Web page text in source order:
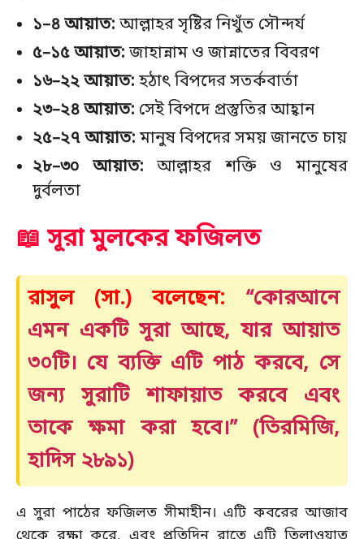
১–৪ আয়াত: আল্লাহর সৃষ্টির নিখুঁত সৌন্দর্য
৫–১৫ আয়াত: জাহান্নাম ও জান্নাতের বিবরণ
১৬–২২ আয়াত: হঠাৎ বিপদের সতর্কবার্তা
২৩–২৪ আয়াত: সেই বিপদে প্রস্তুতির আহ্বান
২৫–২৭ আয়াত: মানুষ বিপদের সময় জানতে চায়
২৮–৩০ আয়াত: আল্লাহর শক্তি ও মানুষের
দুর্বলতা
📖 সূরা মুলকের ফজিলত
রাসুল (সা.) বলেছেন: “কোরআনে
এমন একটি সূরা আছে, যার আয়াত
৩০টি। যে ব্যক্তি এটি পাঠ করবে, সে
জন্য সুরাটি শাফায়াত করবে এবং
তাকে ক্ষমা করা হবে।” (তিরমিজি,
হাদিস ২৮৯১)
এ সুরা পাঠের ফজিলত সীমাহীন। এটি কবরের আজাব